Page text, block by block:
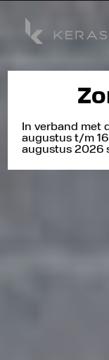
In verband met
augustus t/m
augustus 2026